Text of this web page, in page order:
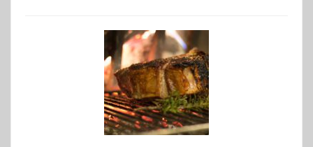
–
die
Gelegenheit,
neue
Reiseziele
zu
entdecken